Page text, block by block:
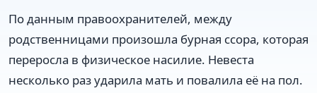
По данным правоохранителей, между
родственницами произошла бурная ссора, которая
переросла в физическое насилие. Невеста
несколько раз ударила мать и повалила её на пол.